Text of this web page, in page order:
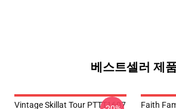
베스트셀러 제
Vintage Skillat Tour PTTT1607
Faith